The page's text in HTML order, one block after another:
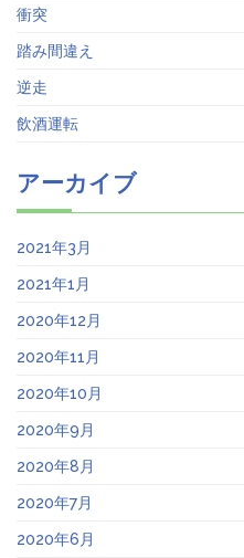
衝突
踏み間違え
逆走
飲酒運転
アーカイブ
2021年3月
2021年1月
2020年12月
2020年11月
2020年10月
2020年9月
2020年8月
2020年7月
2020年6月